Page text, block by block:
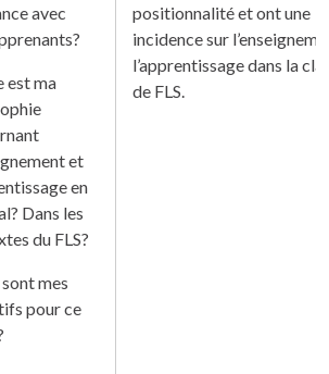
avec
est ma
et
en
Dans les
du FLS?
mes
pour ce
positionnalité et ont une
incidence sur
l’apprentissage dans la
de FLS.